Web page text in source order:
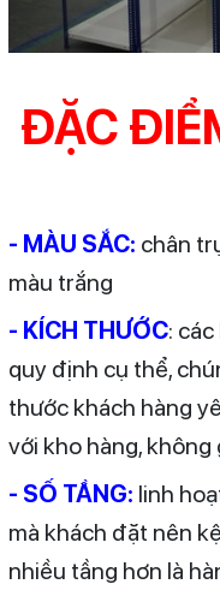
ĐẶC
- MÀU SẮC: chân
màu trắng
- KÍCH THƯỚC:
quy định cụ thể,
thước khách hàng
với kho hàng, không
- SỐ TẦNG: linh
mà khách đặt nên
nhiều tầng hơn là